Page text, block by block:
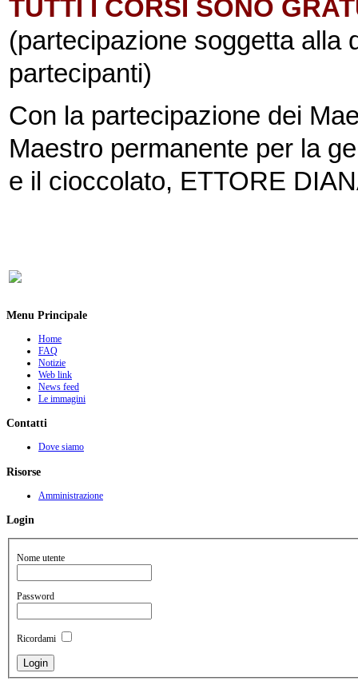
TUTTI I CORSI SONO
(partecipazione soggetta alla
partecipanti)
Con la partecipazione dei
Maestro permanente per la
e il cioccolato, ETTORE
Menu Principale
Home
FAQ
Notizie
Web link
News feed
Le immagini
Contatti
Dove siamo
Risorse
Amministrazione
Login
Nome utente
Password
Ricordami